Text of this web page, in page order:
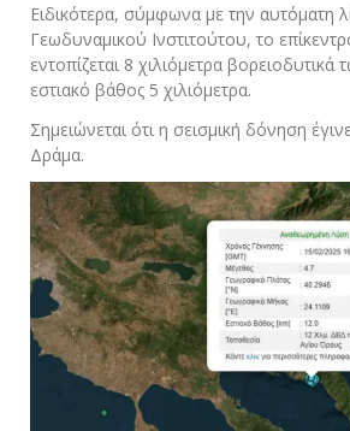
Ειδικότερα, σύμφωνα με την αυτόματη
Γεωδυναμικού Ινστιτούτου, το
εντοπίζεται 8 χιλιόμετρα
εστιακό βάθος 5 χιλιόμετρα.
Σημειώνεται ότι η σεισμική δόνηση
Δράμα.